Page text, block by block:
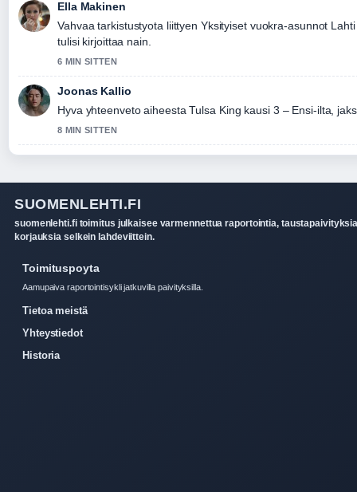
Ella Makinen
Vahvaa tarkistustyota liittyen Yksityiset vuokra-asunnot
tulisi kirjoittaa nain.
6 MIN SITTEN
Joonas Kallio
Hyva yhteenveto aiheesta Tulsa King kausi 3 – Ensi-ilta,
8 MIN SITTEN
SUOMENLEHTI.FI
suomenlehti.fi toimitus julkaisee varmennettua raportointia,
korjauksia selkein lahdeviittein.
Toimituspoyta
Aamupaiva raportointisykli jatkuvilla paivityksilla.
Tietoa meistä
Yhteystiedot
Historia